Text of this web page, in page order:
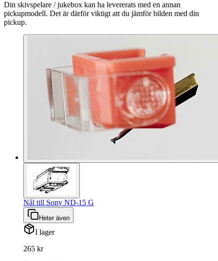
Din skivspelare / jukebox kan ha levererats med en annan
pickupmodell. Det är därför viktigt att du jämför bilden med din
pickup.
Nål till Sony ND-15 G
Heter även
I lager
265 kr